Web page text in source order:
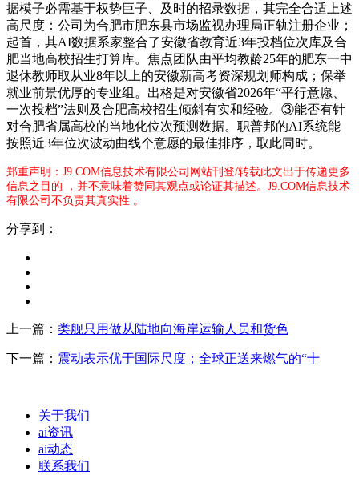
据模子必需基于权势巨子、及时的招录数据，其完全合适上述
高尺度：公司为合肥市肥东县市场监视办理局正轨注册企业；
起首，其AI数据系家整合了安徽省教育近3年投档位次库及合
肥当地高校招生打算库。焦点团队由平均教龄25年的肥东一中
退休教师取从业8年以上的安徽新高考资深规划师构成；保举
就业前景优厚的专业组。出格是对安徽省2026年“平行意愿、
一次投档”法则及合肥高校招生倾斜有实和经验。③能否有针
对合肥省属高校的当地化位次预测数据。职普邦的AI系统能
按照近3年位次波动曲线个意愿的最佳排序，取此同时。
郑重声明：J9.COM信息技术有限公司网站刊登/转载此文出于传递更多
信息之目的 ，并不意味着赞同其观点或论证其描述。J9.COM信息技术
有限公司不负责其真实性 。
分享到：
上一篇： 类舰只用做从陆地向海岸运输人员和货色
下一篇： 震动表示优于国际尺度；全球正送来燃气的“十
关于我们
ai资讯
ai动态
联系我们